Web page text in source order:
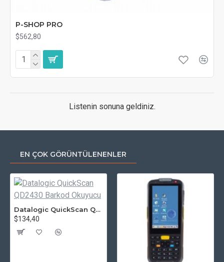
P-SHOP PRO
$562,80
Listenin sonuna geldiniz.
EN ÇOK GÖRÜNTÜLENENLER
Datalogic QuickScan QD2430 Barkod Okuyucu
$134,40